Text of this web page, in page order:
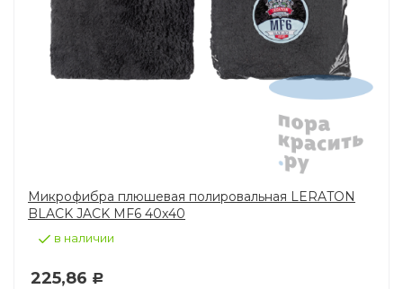
Микрофибра плюшевая полировальная LERATON
BLACK JACK MF6 40x40
в наличии
225,86 Р